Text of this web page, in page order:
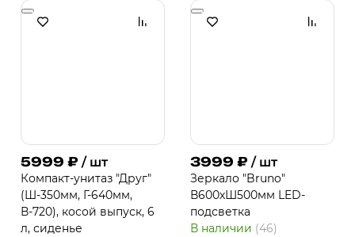
5999 ₽ / шт
Компакт-унитаз "Друг"
(Ш-350мм, Г-640мм,
В-720), косой выпуск, 6
л, сиденье
3999 ₽ / шт
Зеркало "Bruno"
В600хШ500мм LED-
подсветка
В наличии (46)